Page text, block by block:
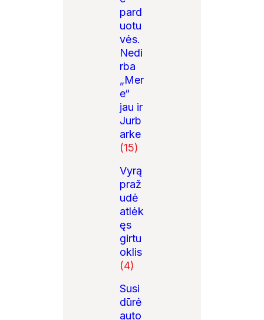
pard
uotu
vės.
Nedi
rba
„Mer
e“
jau ir
Jurb
arke
(15)
Vyrą
praž
udė
atlėk
ęs
girtu
oklis
(4)
Susi
dūrė
auto